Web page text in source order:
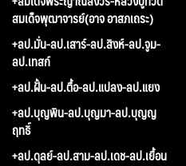
สมเด็จพุฒาจารย์(อาจ อาสภเถระ)
+ลป.มั่น-ลป.เสาร์-ลป.สิงห์-ลป.จูม-
ลป.เทสก์
+ลป.ฝั้น-ลป.ตื้อ-ลป.แปลง-ลป.แยง
+ลป.บุญพิน-ลป.บุญมา-ลป.บุญญ
ฤทธิ์
+ลป.ดุลย์-ลป.สาม-ลป.เดช-ลป.เยื้อน